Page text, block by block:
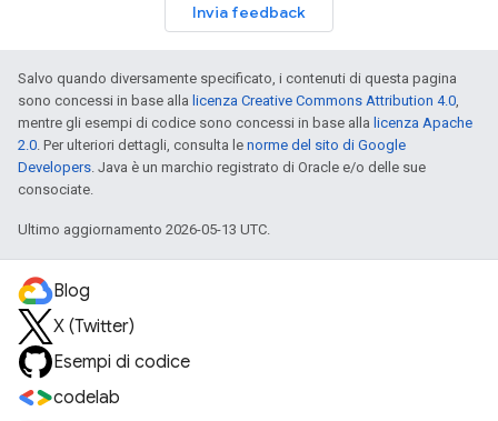
Invia feedback
Salvo quando diversamente specificato, i contenuti di questa pagina
sono concessi in base alla licenza Creative Commons Attribution 4.0
mentre gli esempi di codice sono concessi in base alla licenza Apache
2.0 . Per ulteriori dettagli, consulta le norme del sito di Google
Developers . Java è un marchio registrato di Oracle e/o delle sue
consociate.
Ultimo aggiornamento 2026-05-13 UTC.
Blog
X (Twitter)
Esempi di codice
codelab